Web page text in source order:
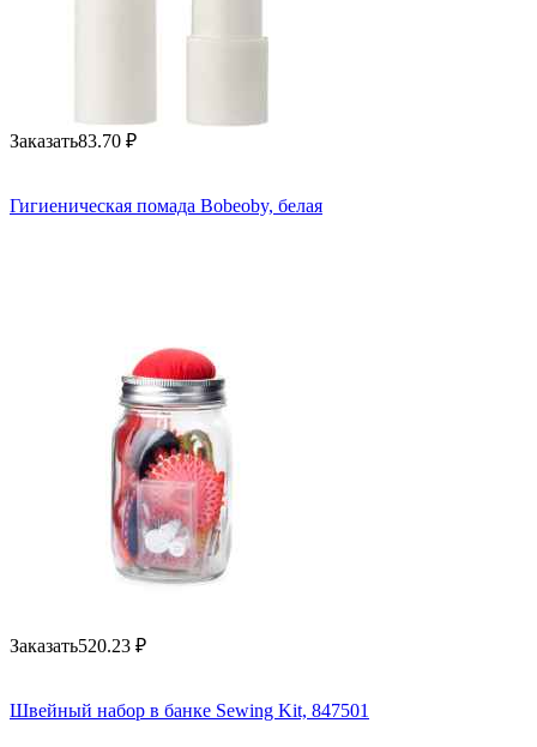
Заказать83.70 ₽
Гигиеническая помада Bobeoby, белая
Заказать520.23 ₽
Швейный набор в банке Sewing Kit, 847501